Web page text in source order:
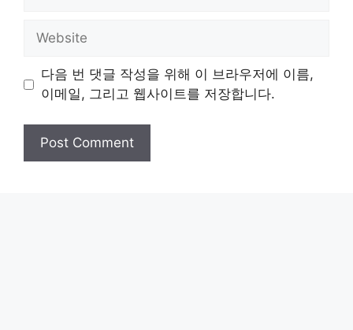
Website
다음 번 댓글 작성을 위해 이 브라우저에 이름,
이메일, 그리고 웹사이트를 저장합니다.